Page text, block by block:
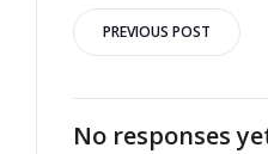
Post
PREVIOUS POST
No responses